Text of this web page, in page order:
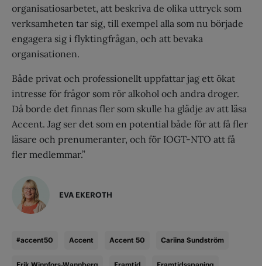
organisatiosarbetet, att beskriva de olika uttryck som
verksamheten tar sig, till exempel alla som nu började
engagera sig i flyktingfrågan, och att bevaka
organisationen.
Både privat och professionellt uppfattar jag ett ökat
intresse för frågor som rör alkohol och andra droger.
Då borde det finnas fler som skulle ha glädje av att läsa
Accent. Jag ser det som en potential både för att få fler
läsare och prenumeranter, och för IOGT-NTO att få
fler medlemmar.”
EVA EKEROTH
#accent50 Accent Accent 50 Cariina Sundström